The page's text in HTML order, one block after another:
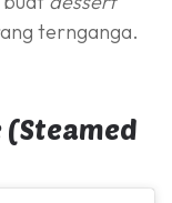
ternganga.
(Steamed